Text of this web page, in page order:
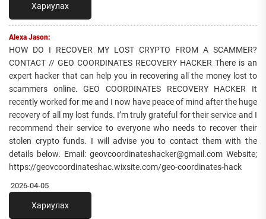
Хариулах
Alexa Jason:
HOW DO I RECOVER MY LOST CRYPTO FROM A SCAMMER?
CONTACT // GEO COORDINATES RECOVERY HACKER There is an
expert hacker that can help you in recovering all the money lost to
scammers online. GEO COORDINATES RECOVERY HACKER It
recently worked for me and I now have peace of mind after the huge
recovery of all my lost funds. I’m truly grateful for their service and I
recommend their service to everyone who needs to recover their
stolen crypto funds. I will advise you to contact them with the
details below. Email: geovcoordinateshacker@gmail.com Website;
https://geovcoordinateshac.wixsite.com/geo-coordinates-hack
2026-04-05
Хариулах